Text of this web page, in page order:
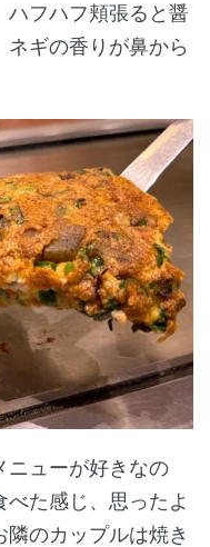
ハフハフ頬張ると醤
ギの香りが鼻から
ニューが好きなの
た感じ、思ったよ
のカップルは焼き